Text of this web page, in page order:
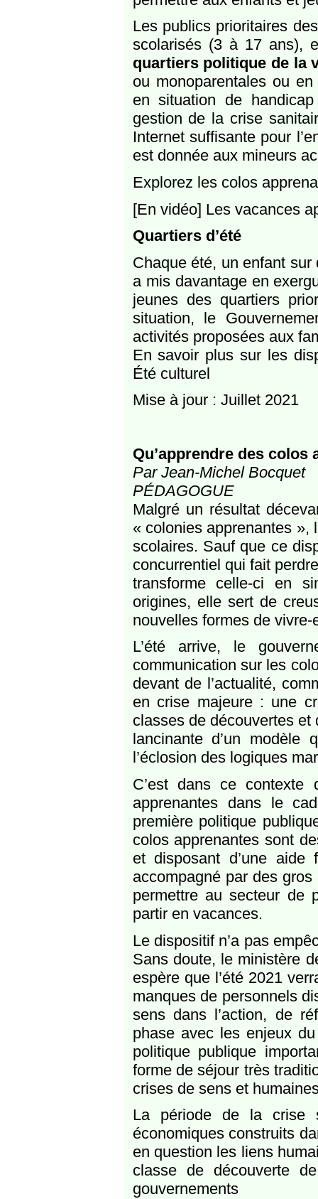
Les publics prioritaires
scolarisés (3 à 17 ans),
quartiers politique de la
ou monoparentales ou
en situation de
gestion de la crise
Internet suffisante pour
est donnée aux mineurs
Explorez les colos
[En vidéo] Les vacances
Quartiers d’été
Chaque été, un enfant
a mis davantage en
jeunes des quartiers
situation, le
activités proposées aux
En savoir plus sur les
Été culturel
Mise à jour : Juillet 2021
Qu’apprendre des colos
Par Jean-Michel Bocquet
PÉDAGOGUE
Malgré un résultat
« colonies apprenantes »,
scolaires. Sauf que ce
concurrentiel qui fait
transforme celle-ci en
origines, elle sert de
nouvelles formes de
L’été arrive, le
communication sur les
devant de l’actualité,
en crise majeure : une
classes de découvertes et
lancinante d’un
l’éclosion des logiques
C’est dans ce
apprenantes dans le
première politique
colos apprenantes sont
et disposant d’une
accompagné par des
permettre au secteur de
partir en vacances.
Le dispositif n’a pas
Sans doute, le ministère
espère que l’été 2021
manques de personnels
sens dans l’action, de
phase avec les enjeux
politique publique
forme de séjour très
crises de sens et
La période de la crise
économiques construits
en question les liens
classe de découverte
gouvernements